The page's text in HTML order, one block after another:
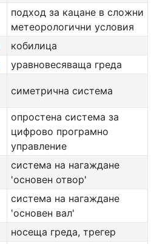
подход за кацане в сложни
метеорологични условия
кобилица
уравновесяваща греда
симетрична система
опростена система за
цифрово програмно
управление
система на нагаждане
'основен отвор'
система на нагаждане
'основен вал'
носеща греда, трегер